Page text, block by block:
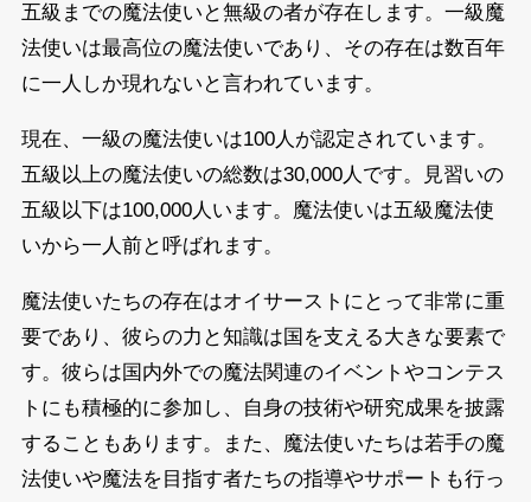
五級までの魔法使いと無級の者が存在します。一級魔
法使いは最高位の魔法使いであり、その存在は数百年
に一人しか現れないと言われています。
現在、一級の魔法使いは100人が認定されています。
五級以上の魔法使いの総数は30,000人です。見習いの
五級以下は100,000人います。魔法使いは五級魔法使
いから一人前と呼ばれます。
魔法使いたちの存在はオイサーストにとって非常に重
要であり、彼らの力と知識は国を支える大きな要素で
す。彼らは国内外での魔法関連のイベントやコンテス
トにも積極的に参加し、自身の技術や研究成果を披露
することもあります。また、魔法使いたちは若手の魔
法使いや魔法を目指す者たちの指導やサポートも行っ